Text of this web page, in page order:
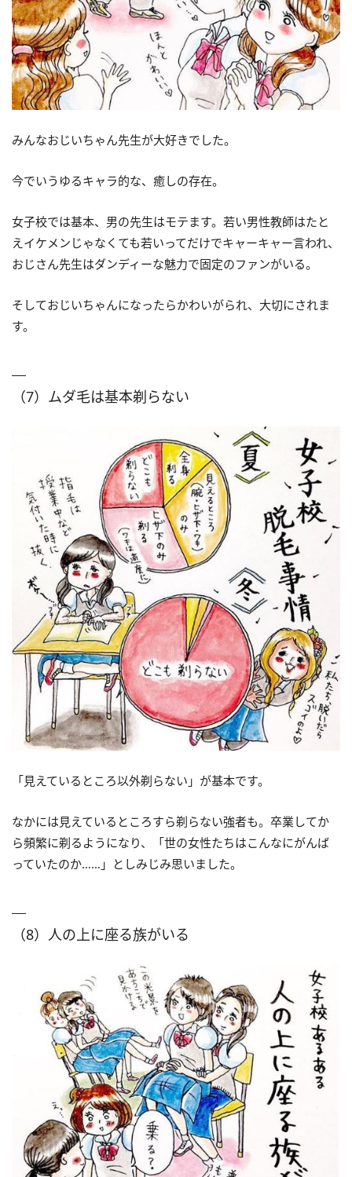
みんなおじいちゃん先生が大好きでした。
今でいうゆるキャラ的な、癒しの存在。
女子校では基本、男の先生はモテます。若い男性教師はたと
えイケメンじゃなくても若いってだけでキャーキャー言われ、
おじさん先生はダンディーな魅力で固定のファンがいる。
そしておじいちゃんになったらかわいがられ、大切にされま
す。
（7）ムダ毛は基本剃らない
「見えているところ以外剃らない」が基本です。
なかには見えているところすら剃らない強者も。卒業してか
ら頻繁に剃るようになり、「世の女性たちはこんなにがんば
っていたのか……」としみじみ思いました。
（8）人の上に座る族がいる